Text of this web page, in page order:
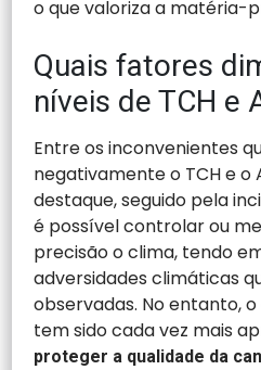
o que valoriza a matéria-
Quais fatores
níveis de TCH e
Entre os inconvenientes
negativamente o TCH e o
destaque, seguido pela
é possível controlar ou
precisão o clima, tendo
adversidades climáticas
observadas. No entanto,
tem sido cada vez mais
proteger a qualidade da